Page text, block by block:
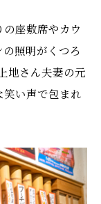
座敷席やカウ
照明がくつろ
地さん夫妻の元
い声で包まれ